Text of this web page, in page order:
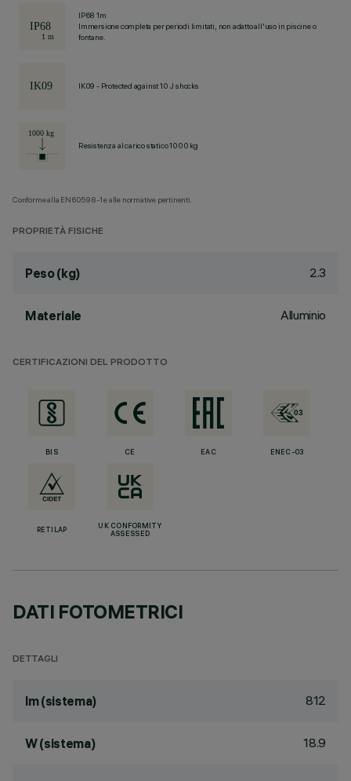
IP68 1m
Immersione completa per periodi limitati, non adatto all'uso in piscine o
fontane.
IK09 - Protected against 10 J shocks
Resistenza al carico statico 1000 kg
Conforme alla EN60598-1 e alle normative pertinenti.
PROPRIETÀ FISICHE
Peso (kg) 2.3
Materiale Alluminio
CERTIFICAZIONI DEL PRODOTTO
BIS CE EAC ENEC-03
RETILAP
UK CONFORMITY
ASSESSED
DATI FOTOMETRICI
DETTAGLI
lm (sistema) 812
W (sistema) 18.9